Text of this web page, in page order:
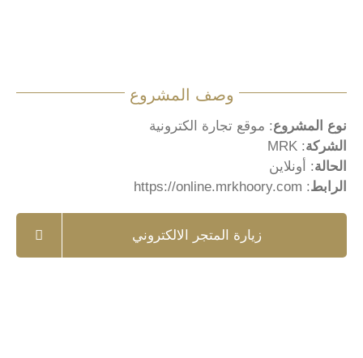
وصف المشروع
نوع المشروع: موقع تجارة الكترونية
الشركة: MRK
الحالة: أونلاين
الرابط:
https://online.mrkhoory.com
زيارة المتجر الالكتروني